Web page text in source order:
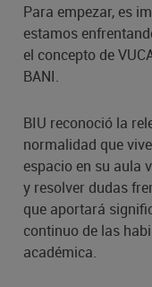
Para empezar, es
estamos
el concepto de
BANI.
BIU reconoció la
normalidad que
espacio en su aula
y resolver dudas
que aportará
continuo de las
académica.